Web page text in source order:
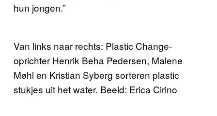
hun jongen.”
Van links naar rechts: Plastic Change-
oprichter Henrik Beha Pedersen, Malene
Møhl en Kristian Syberg sorteren plastic
stukjes uit het water. Beeld: Erica Cirino